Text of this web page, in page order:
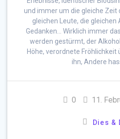
und immer um die gleiche Zeit
gleichen Leute, die gleichen
Gedanken… Wirklich immer
werden gestürmt, der
Höhe, verordnete Fröhlichkeit
ihn, Andere
0 11.
Dies &